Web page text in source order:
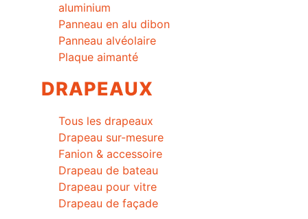
aluminium
Panneau en alu dibon
Panneau alvéolaire
Plaque aimanté
DRAPEAUX
Tous les drapeaux
Drapeau sur-mesure
Fanion & accessoire
Drapeau de bateau
Drapeau pour vitre
Drapeau de façade